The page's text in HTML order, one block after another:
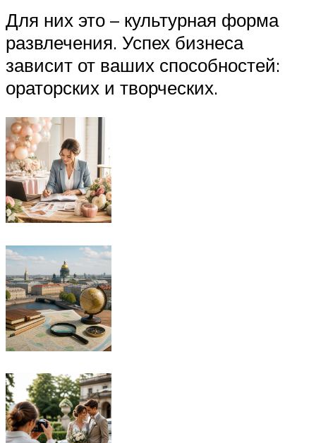
Для них это – культурная форма
развлечения. Успех бизнеса
зависит от ваших способностей:
ораторских и творческих.